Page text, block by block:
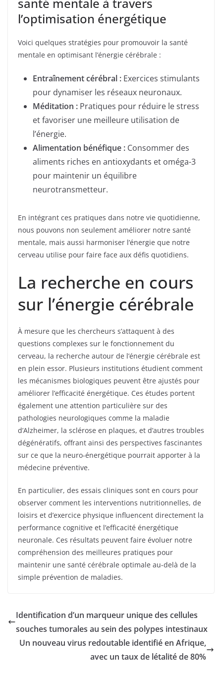
l’optimisation énergétique
Voici quelques stratégies pour promouvoir la santé
mentale en optimisant l’énergie cérébrale :
Entraînement cérébral : Exercices stimulants
pour dynamiser les réseaux neuronaux.
Méditation : Pratiques pour réduire le stress
et favoriser une meilleure utilisation de
l’énergie.
Alimentation bénéfique : Consommer des
aliments riches en antioxydants et oméga-3
pour maintenir un équilibre
neurotransmetteur.
En intégrant ces pratiques dans notre vie quotidienne,
nous pouvons non seulement améliorer notre santé
mentale, mais aussi harmoniser l’énergie que notre
cerveau utilise pour faire face aux défis quotidiens.
La recherche en cours
sur l’énergie cérébrale
À mesure que les chercheurs s’attaquent à des
questions complexes sur le fonctionnement du
cerveau, la recherche autour de l’énergie cérébrale est
en plein essor. Plusieurs institutions étudient comment
les mécanismes biologiques peuvent être ajustés pour
améliorer l’efficacité énergétique. Ces études portent
également une attention particulière sur des
pathologies neurologiques comme la maladie
d’Alzheimer, la sclérose en plaques, et d’autres troubles
dégénératifs, offrant ainsi des perspectives fascinantes
sur ce que la neuro-énergétique pourrait apporter à la
médecine préventive.
En particulier, des essais cliniques sont en cours pour
observer comment les interventions nutritionnelles, de
loisirs et d’exercice physique influencent directement la
performance cognitive et l’efficacité énergétique
neuronale. Ces résultats peuvent faire évoluer notre
compréhension des meilleures pratiques pour
maintenir une santé cérébrale optimale au-delà de la
simple prévention de maladies.
Identification d’un marqueur unique des cellules
souches tumorales au sein des polypes intestinaux
Un nouveau virus redoutable identifié en Afrique,
avec un taux de létalité de 80%